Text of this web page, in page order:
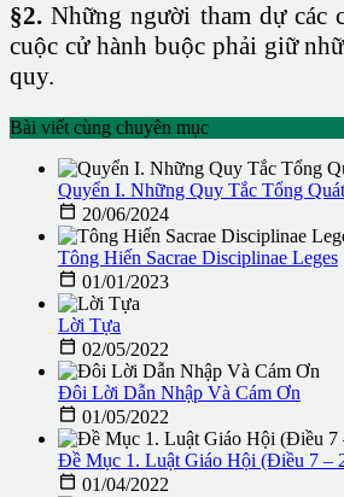
§2. Những người tham dự các
cuộc cử hành buộc phải giữ
quy.
Bài viết cùng chuyên mục
Quyển I. Những Quy Tắc Tổng
 20/06/2024
Tông Hiến Sacrae Disciplinae Leges
 01/01/2023
Lời Tựa
 02/05/2022
Đôi Lời Dẫn Nhập Và Cám Ơn
 01/05/2022
Đề Mục 1. Luật Giáo Hội (Điều 7 –
 01/04/2022